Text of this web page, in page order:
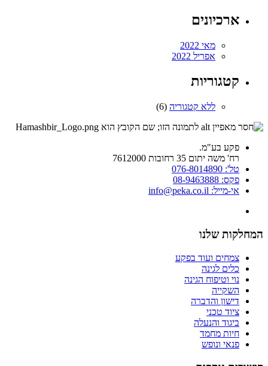
ארכיונים
מאי 2022
אפריל 2022
קטגוריות
ללא קטגוריה (6)
פקע בע"מ.
רח' משה יתום 35 רחובות 7612000
טל': 076-8014890
פקס: 08-9463888
אי-מייל: info@peka.co.il
המחלקות שלנו
צמחים ועוד בפקע
כלים לגינה
נוי וטיפוח הגינה
השקייה
דישון והדברה
ציוד טכני
ביגוד והנעלה
חיות מחמד
פנאי ונופש